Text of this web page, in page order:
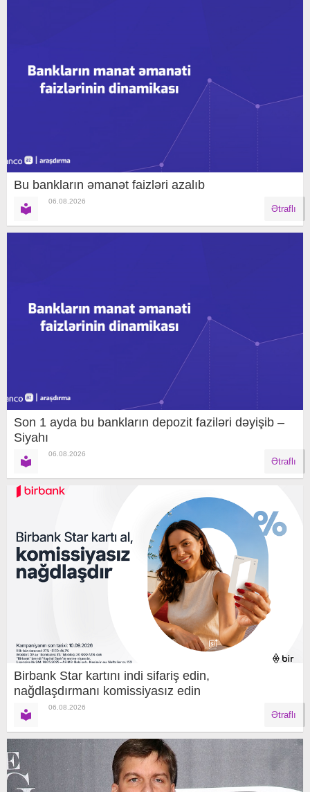
Bu bankların əmanət faizləri azalıb
06.08.2026
Ətraflı
Son 1 ayda bu bankların depozit faziləri dəyişib –
Siyahı
06.08.2026
Ətraflı
Birbank Star kartını indi sifariş edin,
nağdlaşdırmanı komissiyasız edin
06.08.2026
Ətraflı